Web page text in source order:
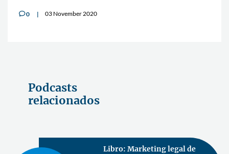
v0 03 November 2020
Podcasts
relacionados
Libro: Marketing legal de